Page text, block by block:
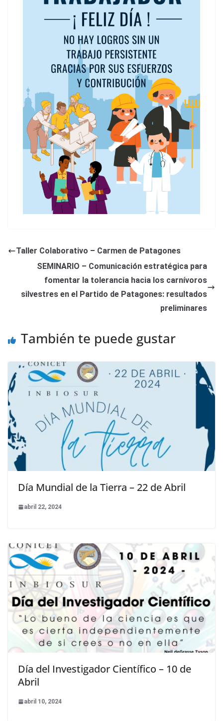
Taller Colaborativo – Carmen de Patagones
SEMINARIO – Comunicación estratégica para
fomentar la tolerancia hacia los carnívoros
silvestres en el Partido de Patagones: resultados
preliminares
También te puede gustar
Día Mundial de la Tierra – 22 de Abril
abril 22, 2024
Día del Investigador Científico – 10 de
Abril
abril 10, 2024